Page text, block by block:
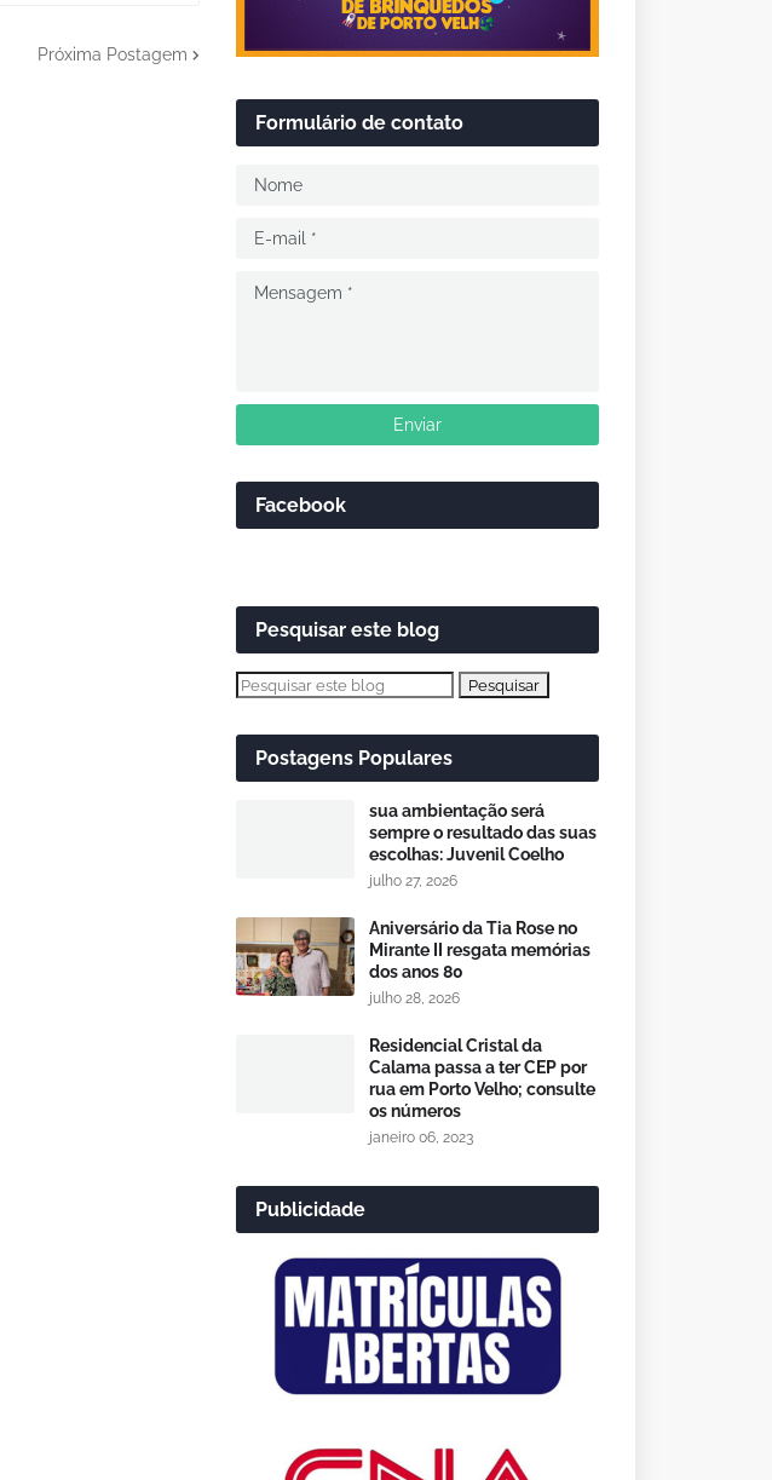
Próxima Postagem
Formulário de contato
Facebook
Pesquisar este blog
Postagens Populares
sua ambientação será
sempre o resultado das suas
escolhas: Juvenil Coelho
julho 27, 2026
Aniversário da Tia Rose no
Mirante II resgata memórias
dos anos 80
julho 28, 2026
Residencial Cristal da
Calama passa a ter CEP por
rua em Porto Velho; consulte
os números
janeiro 06, 2023
Publicidade